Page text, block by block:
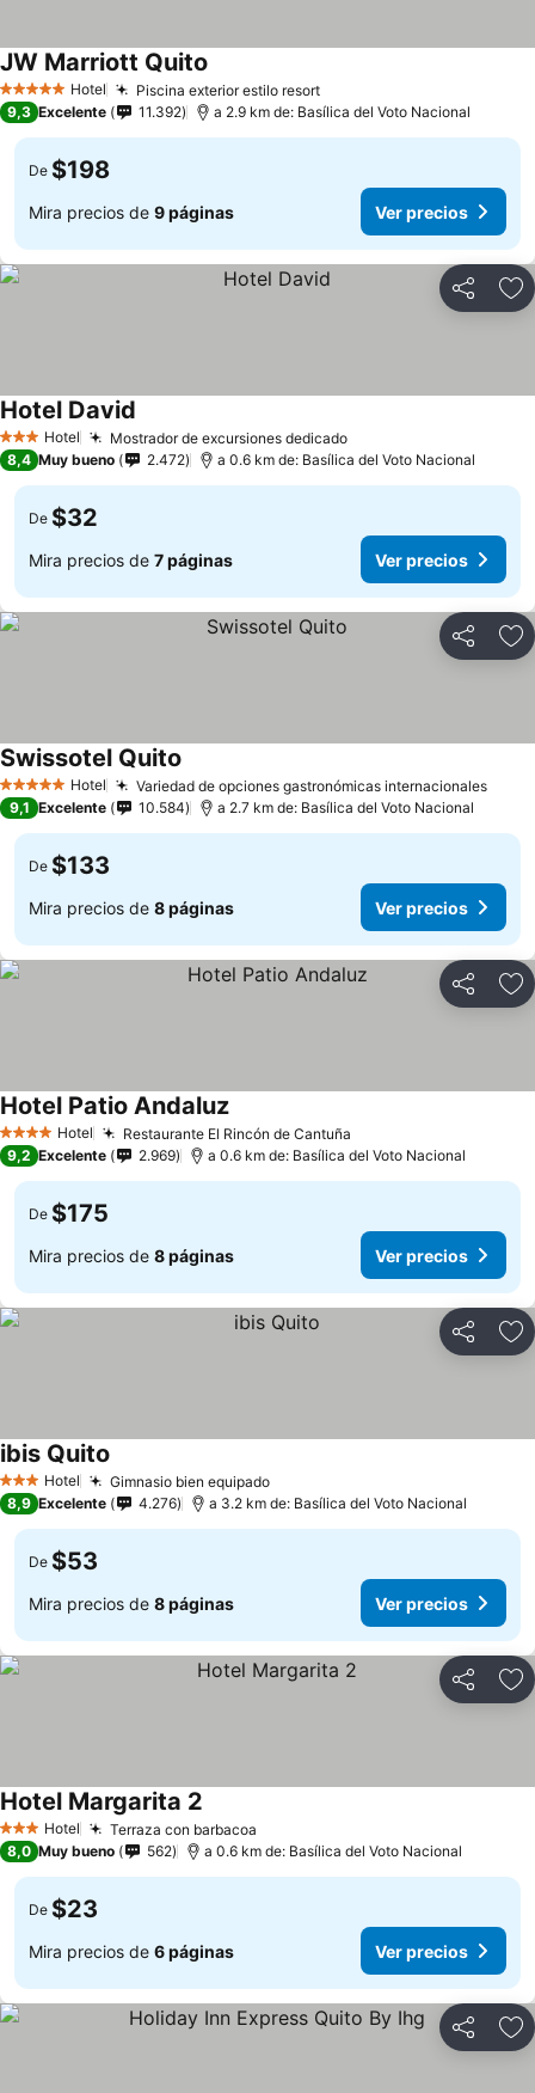
5 Estrellas Hotel Piscina exterior estilo resortVer precios
JW Marriott Quito
9,3 Excelente 11.392 a 2.9 km de: Basílica del Voto Nacional
De $198
Mira precios de 9 páginas Ver precios
Compartir
3 Estrellas
Hotel Mostrador de excursiones dedicadoVer precios
Hotel David
8,4 Muy bueno 2.472 a 0.6 km de: Basílica del Voto Nacional
De $32
Mira precios de 7 páginas Ver precios
Compartir
5 Estrellas Hotel Variedad de opciones gastronómicas internacionalesVer
Swissotel Quito
9,1 Excelente 10.584 a 2.7 km de: Basílica del Voto Nacional
De $133
Mira precios de 8 páginas Ver precios
Compartir
4 EstrellasHotel Restaurante El Rincón de Cantuña
Hotel Patio AndaluzVer precios
9,2 Excelente 2.969 a 0.6 km de: Basílica del Voto Nacional
De $175
Mira precios de 8 páginas Ver precios
Compartir
3 Estrellas
Hotel Gimnasio bien equipadoVer precios
ibis Quito
8,9 Excelente 4.276 a 3.2 km de: Basílica del Voto Nacional
De $53
Mira precios de 8 páginas Ver precios
Compartir
3 Estrellas
Hotel Terraza con barbacoa
Hotel Margarita 2
8,0 Muy bueno 562 a 0.6 km de: Basílica del Voto Nacional
De $23
Mira precios de 6 páginas Ver precios
Compartir